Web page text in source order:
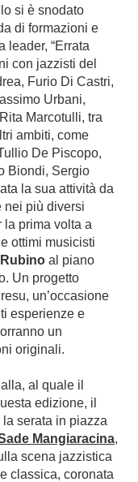
si è snodato
di formazioni e
leader, “Errata
con jazzisti del
Furio Di Castri,
Urbani,
Marcotulli, tra
ambiti, come
De Piscopo,
Biondi, Sergio
la sua attività da
nei più diversi
la prima volta a
ottimi musicisti
al piano
Un progetto
un’occasione
esperienze e
un
originali.
al quale il
edizione, il
la serata in piazza
Mangiaracina,
scena jazzistica
classica, coronata